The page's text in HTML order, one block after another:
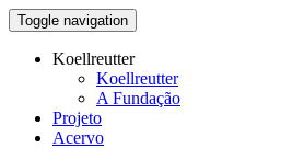
Toggle navigation
Koellreutter
Koellreutter
A Fundação
Projeto
Acervo